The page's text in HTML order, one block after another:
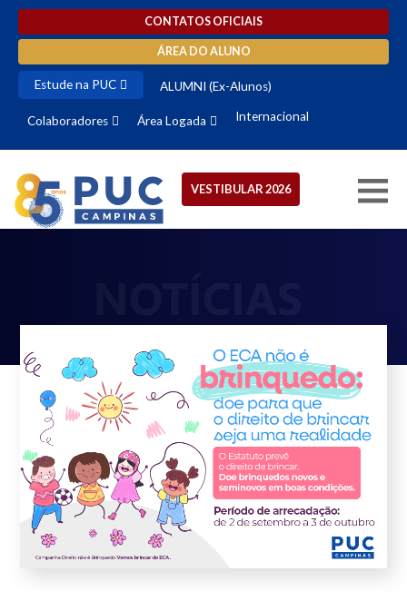
CONTATOS OFICIAIS
ÁREA DO ALUNO
Estude na PUC ALUMNI (Ex-Alunos)
Colaboradores Área Logada Internacional
VESTIBULAR 2026